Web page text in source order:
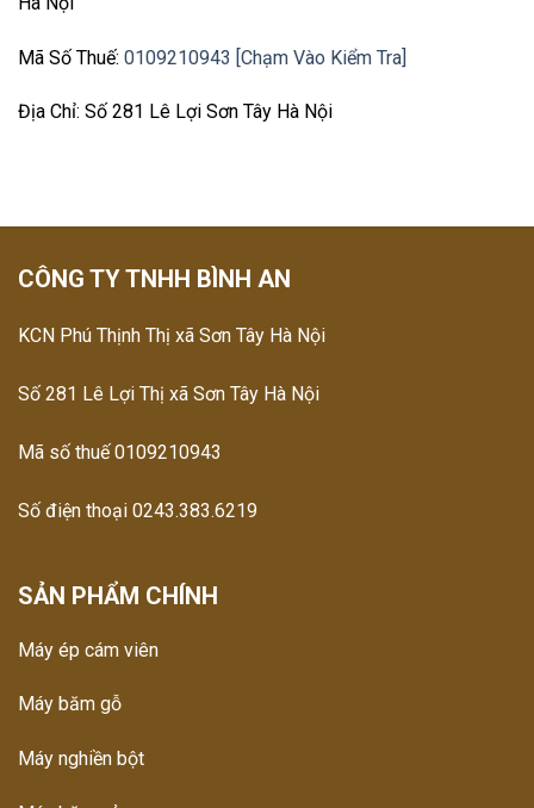
Mã Số Thuế: 0109210943 [Chạm Vào Kiểm Tra]
Địa Chỉ: Số 281 Lê Lợi Sơn Tây Hà Nội
CÔNG TY TNHH BÌNH AN
KCN Phú Thịnh Thị xã Sơn Tây Hà Nội
Số 281 Lê Lợi Thị xã Sơn Tây Hà Nội
Mã số thuế 0109210943
Số điện thoại 0243.383.6219
SẢN PHẨM CHÍNH
Máy ép cám viên
Máy băm gỗ
Máy nghiền bột